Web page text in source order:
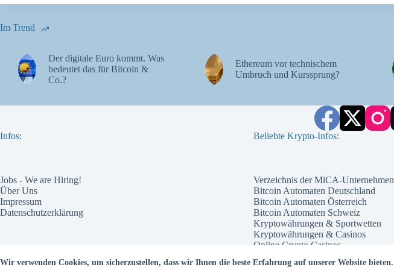
Wir verwenden Cookies, um sicherzustellen, dass wir Ihnen die beste Erfahrung auf unserer Website bieten.
Im Trend
Der digitale Euro kommt. Was
bedeutet das für Bitcoin &
Co.?
Ethereum vor technischem
Umbruch und Kurssprung?
Infos:
Jobs - We are Hiring!
Über Uns
Impressum
Datenschutzerklärung
Beliebte Krypto-Infos:
Verzeichnis der MiCA-Unternehmen
Bitcoin Automaten Deutschland
Bitcoin Automaten Österreich
Bitcoin Automaten Schweiz
Kryptowährungen & Sportwetten
Kryptowährungen & Casinos
Online Crypto Casinos
Welche Kryptowährung 2026